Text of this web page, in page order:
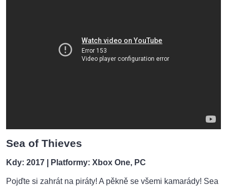
Sea of Thieves
Kdy: 2017 | Platformy: Xbox One, PC
Pojďte si zahrát na piráty! A pěkně se všemi kamarády! Sea